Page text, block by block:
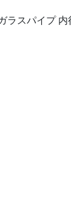
ラスパイプ